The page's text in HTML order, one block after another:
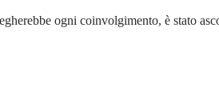
ogni coinvolgimento, è stato